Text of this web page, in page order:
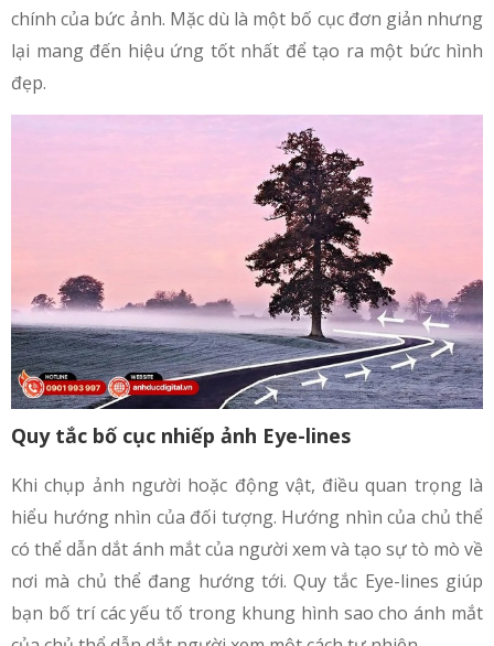
chính của bức ảnh. Mặc dù là một bố cục đơn giản nhưng
lại mang đến hiệu ứng tốt nhất để tạo ra một bức hình
đẹp.
Quy tắc bố cục nhiếp ảnh Eye-lines
Khi chụp ảnh người hoặc động vật, điều quan trọng là
hiểu hướng nhìn của đối tượng. Hướng nhìn của chủ thể
có thể dẫn dắt ánh mắt của người xem và tạo sự tò mò về
nơi mà chủ thể đang hướng tới. Quy tắc Eye-lines giúp
bạn bố trí các yếu tố trong khung hình sao cho ánh mắt